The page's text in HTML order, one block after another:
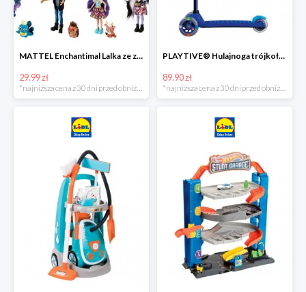
MATTEL Enchantimal Lalka ze zwierzątkiem
29.99 zł
*najniższa cena z 30 dni przed obniżką
PLAYTIVE® Hulajnoga trójkołowa Tri Scooter z diodami LED
89.90 zł
*najniższa cena z 30 dni przed obniżką